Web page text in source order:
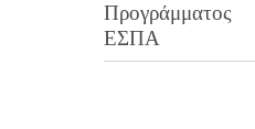
Προγράμματος
ΕΣΠΑ